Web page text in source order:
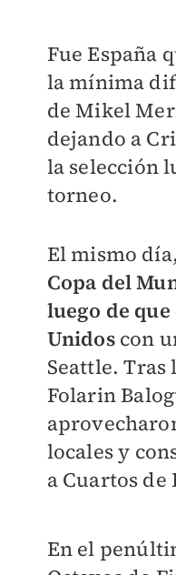
Fue España
la mínima
de Mikel
dejando a
la selección
torneo.
El mismo
Copa del
luego de
Unidoscon
Seattle. Tras
Folarin
locales y
a Cuartos de
En el